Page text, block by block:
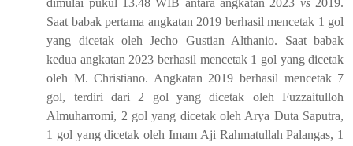
dimulai pukul 13.48 WIB antara angkatan 2023 vs2019.
Saat babak pertama angkatan 2019 berhasil mencetak 1 gol
yang dicetak oleh Jecho Gustian Althanio. Saat babak
kedua angkatan 2023 berhasil mencetak 1 gol yang dicetak
oleh M. Christiano. Angkatan 2019 berhasil mencetak 7
gol, terdiri dari 2 gol yang dicetak oleh Fuzzaitulloh
Almuharromi, 2 gol yang dicetak oleh Arya Duta Saputra,
1 gol yang dicetak oleh Imam Aji Rahmatullah Palangas, 1